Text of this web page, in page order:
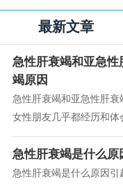
最新文章
急性肝衰竭和亚急
竭原因
急性肝衰竭和亚急性肝
女性朋友几乎都经历和体
忍受，如果稍微严重的
急性肝衰竭是什么
急性肝衰竭是什么原因